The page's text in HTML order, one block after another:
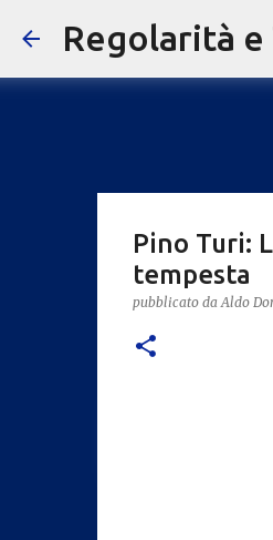
Regolarità e
Pino Turi:
tempesta
pubblicato daAldo